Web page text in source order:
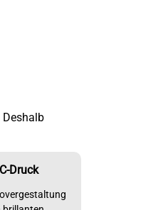
Druck